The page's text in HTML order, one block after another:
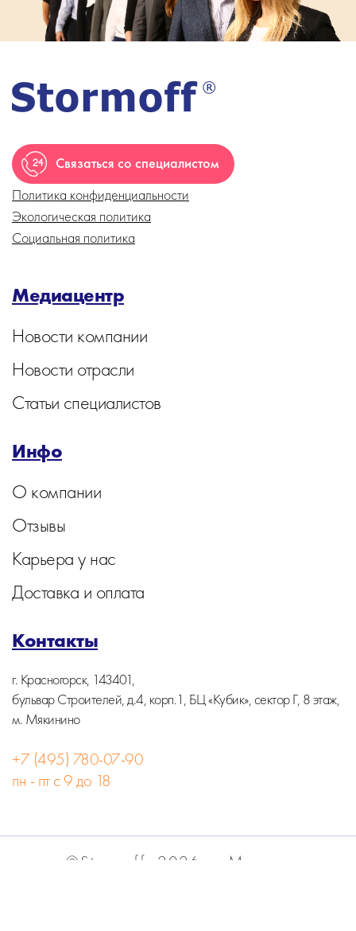
Связаться со специалистом
Политика конфиденциальности
Экологическая политика
Социальная политика
Медиацентр
Новости компании
Новости отрасли
Статьи специалистов
Инфо
О компании
Отзывы
Карьера у нас
Доставка и оплата
Контакты
г. Красногорск, 143401,
бульвар Строителей, д.4, корп.1, БЦ «Кубик», сектор Г, 8 этаж,
м. Мякинино
+7 (495) 780-07-90
пн - пт с 9 до 18
©Stormoff, 2026, г. Москва